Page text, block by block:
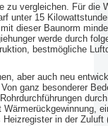
zu vergleichen. Für die
unter 15
dieser Baunorm
werde durch
bestmögliche
aber auch neu
ganz besonderer
in der